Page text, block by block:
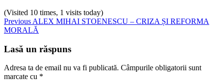
(Visited 10 times, 1 visits today)
Continue
Reading
Previous ALEX MIHAI STOENESCU – CRIZA ȘI REFORMA
MORALĂ
Lasă un răspuns
Adresa ta de email nu va fi publicată. Câmpurile obligatorii sunt
marcate cu *